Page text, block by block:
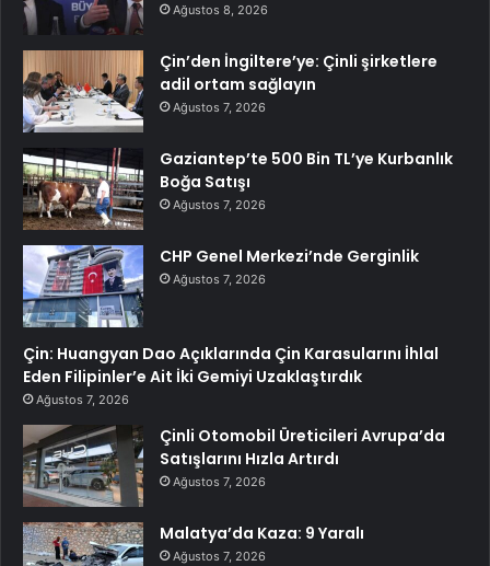
Ağustos 8, 2026
Çin’den İngiltere’ye: Çinli şirketlere
adil ortam sağlayın
Ağustos 7, 2026
Gaziantep’te 500 Bin TL’ye Kurbanlık
Boğa Satışı
Ağustos 7, 2026
CHP Genel Merkezi’nde Gerginlik
Ağustos 7, 2026
Çin: Huangyan Dao Açıklarında Çin Karasularını İhlal
Eden Filipinler’e Ait İki Gemiyi Uzaklaştırdık
Ağustos 7, 2026
Çinli Otomobil Üreticileri Avrupa’da
Satışlarını Hızla Artırdı
Ağustos 7, 2026
Malatya’da Kaza: 9 Yaralı
Ağustos 7, 2026